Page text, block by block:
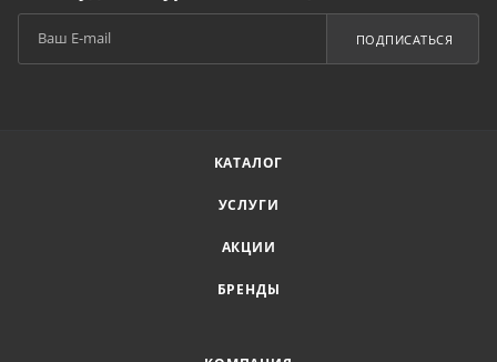
ПОДПИСАТЬСЯ
КАТАЛОГ
УСЛУГИ
АКЦИИ
БРЕНДЫ